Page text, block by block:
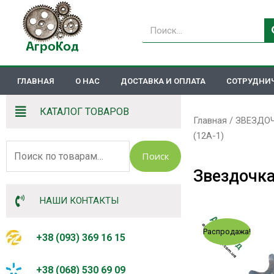
Перейти
содержимому
Поиск
ГЛАВНАЯ О НАС ДОСТАВКА И ОПЛАТА
КАТАЛОГ ТОВАРОВ
Поиск
НАШИ КОНТАКТЫ
+38 (093) 369 16 15
+38 (068) 530 69 09
Главная /
(12А-1)
Распродажа!